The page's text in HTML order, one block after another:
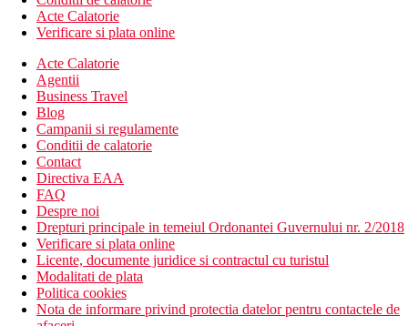
Acte Calatorie
Verificare si plata online
Acte Calatorie
Agentii
Business Travel
Blog
Campanii si regulamente
Conditii de calatorie
Contact
Directiva EAA
FAQ
Despre noi
Drepturi principale in temeiul Ordonantei Guvernului nr. 2/2018
Verificare si plata online
Licente, documente juridice si contractul cu turistul
Modalitati de plata
Politica cookies
Nota de informare privind protectia datelor pentru contactele de